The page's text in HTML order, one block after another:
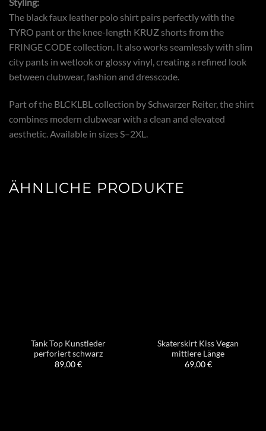
The black faux leather polo shirt pairs perfectly with the
TYRO pant or the knee-length KRUZ shorts from the
FRINGE CODE collection. It also works seamlessly with slim
city pants in wetlook or glossy vinyl, creating a refined look
between clubwear, fashion and dresscode.
Part of the BLCKLBL collection by Schwarzer Reiter, the shirt
combines modern clubwear with a clean and elevated
aesthetic. Available in sizes S–2XL.
ÄHNLICHE PRODUKTE
Tank Top Kunstleder
perforiert schwarz
89,00€
Skaterskirt Kiss Vegan
mittlere Länge
69,00€